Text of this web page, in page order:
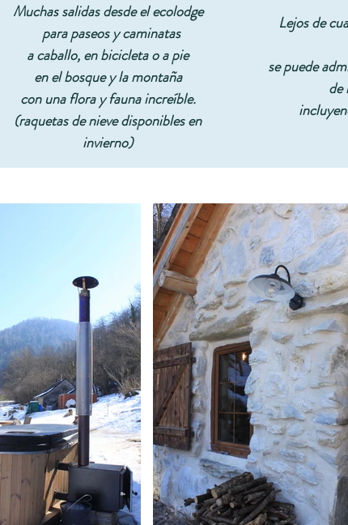
Muchas salidas desde el ecolodge
para paseos y caminatas
a caballo, en bicicleta o a pie
en el bosque y la montaña
con una flora y fauna increíble.
(raquetas de nieve disponibles en
invierno)
Lejos de
se puede
de